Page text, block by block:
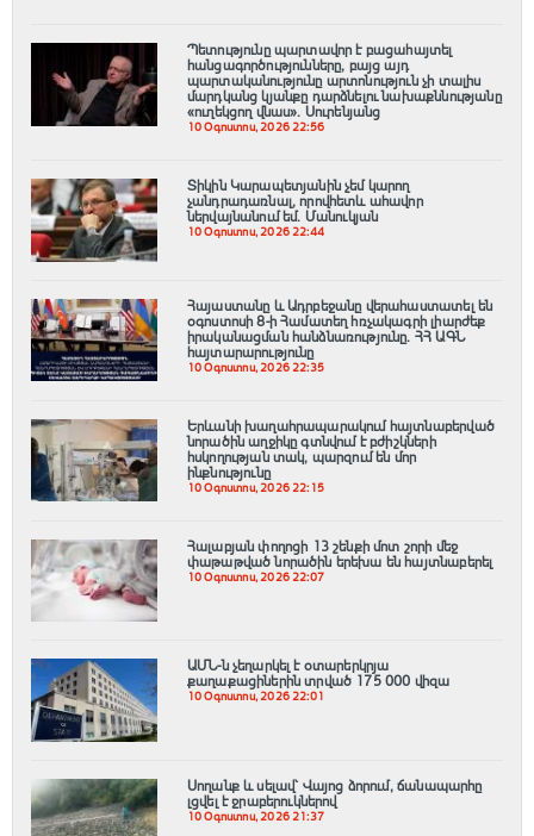
Պետությունը պարտավոր է բացահայտել
հանցագnրծությունները, բայց այդ
պարտականությունը արտոնություն չի տալիս
մարդկանց կյանքը դարձնելու նախաքննությանը
«ուղեկցող վնաս». Սուրենյանց
10 Օգոստոս, 2026 22:56
Տիկին Կարապետյանին չեմ կարող
չանդրադառնալ, որովհետև ահավոր
ներվայնանում եմ. Մանուկյան
10 Օգոստոս, 2026 22:44
Հայաստանը և Ադրբեջանը վերահաստատել են
օգոստոսի 8-ի Համատեղ հռչակագրի լիարժեք
իրականացման հանձնառությունը․ ՀՀ ԱԳՆ
հայտարարությունը
10 Օգոստոս, 2026 22:35
Երևանի խաղահրապարակում հայտնաբերված
նորածին աղջիկը գտնվում է բժիշկների
հսկողության տակ, պարզում են մոր
ինքնությունը
10 Օգոստոս, 2026 22:15
Հալաբյան փողոցի 13 շենքի մոտ շորի մեջ
փաթաթված նորածին երեխա են հայտնաբերել
10 Օգոստոս, 2026 22:07
ԱՄՆ-ն չեղարկել է օտարերկրյա
քաղաքացիներին տրված 175 000 վիզա
10 Օգոստոս, 2026 22:01
Սողանք և սելավ՝ Վայոց ձորում, ճանապարհը
լցվել է ջրաբերուկներով
10 Օգոստոս, 2026 21:37